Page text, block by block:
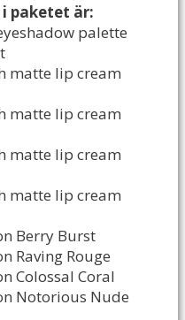
paketet är:
palette
matte lip cream
matte lip cream
matte lip cream
matte lip cream
Berry Burst
Raving Rouge
Colossal Coral
Notorious Nude